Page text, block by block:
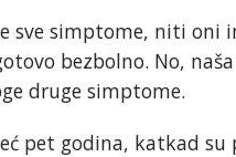
sve simptome, niti
bezbolno. No,
druge simptome.
pet godina, katkad